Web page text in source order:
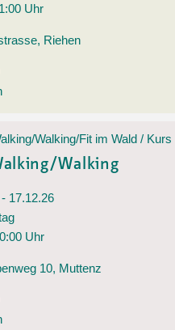
Uhr
Riehen
Walking/Fit im Wald / Kurs
Walking
17.12.26
Uhr
10, Muttenz